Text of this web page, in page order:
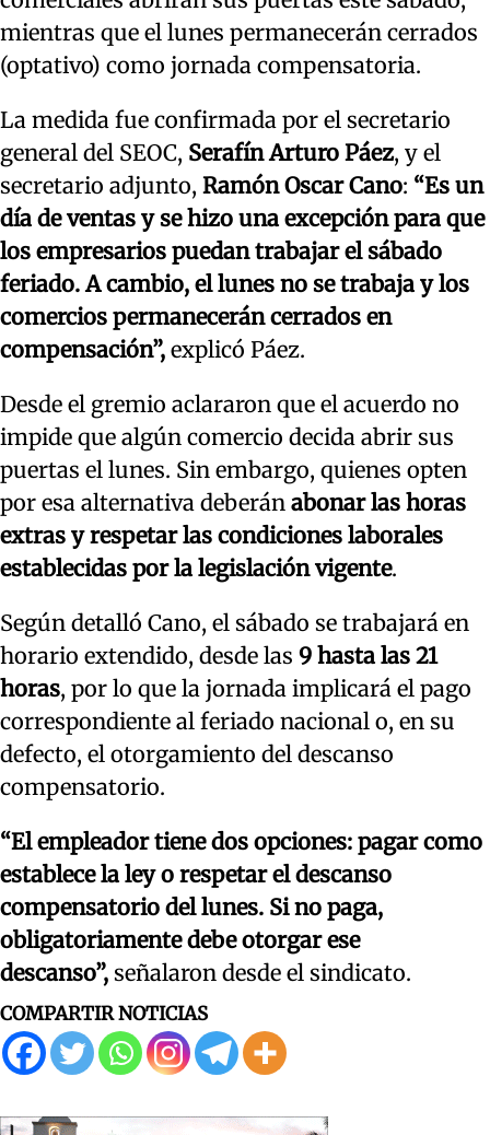
mientras que el lunes permanecerán cerrados
(optativo) como jornada compensatoria.
La medida fue confirmada por el secretario
general del SEOC, Serafín Arturo Páez, y el
secretario adjunto, Ramón Oscar Cano: “Es un
día de ventas y se hizo una excepción para que
los empresarios puedan trabajar el sábado
feriado. A cambio, el lunes no se trabaja y los
comercios permanecerán cerrados en
compensación”, explicó Páez.
Desde el gremio aclararon que el acuerdo no
impide que algún comercio decida abrir sus
puertas el lunes. Sin embargo, quienes opten
por esa alternativa deberán abonar las horas
extras y respetar las condiciones laborales
establecidas por la legislación vigente.
Según detalló Cano, el sábado se trabajará en
horario extendido, desde las 9 hasta las 21
horas, por lo que la jornada implicará el pago
correspondiente al feriado nacional o, en su
defecto, el otorgamiento del descanso
compensatorio.
“El empleador tiene dos opciones: pagar como
establece la ley o respetar el descanso
compensatorio del lunes. Si no paga,
obligatoriamente debe otorgar ese
descanso”, señalaron desde el sindicato.
COMPARTIR NOTICIAS